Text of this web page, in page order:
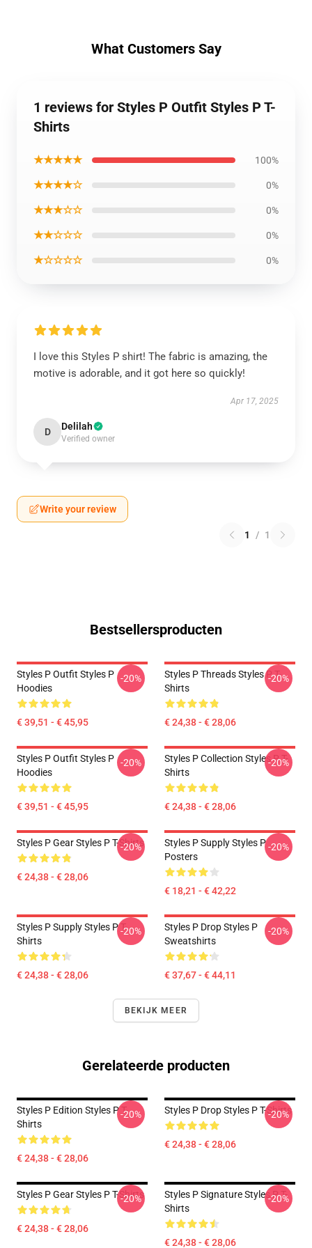
What Customers Say
1 reviews for Styles P Outfit Styles P T-
Shirts
★★★★★ 100%
★★★★☆ 0%
★★★☆☆ 0%
★★☆☆☆ 0%
★☆☆☆☆ 0%
I love this Styles P shirt! The fabric is amazing, the
motive is adorable, and it got here so quickly!
Apr 17, 2025
D Delilah
Verified owner
Write your review
1 / 1
Bestsellersproducten
Styles P Outfit Styles P
Hoodies
€ 39,51 - € 45,95
-20%
Styles P Threads Styles P T-
Shirts
€ 24,38 - € 28,06
-20%
Styles P Outfit Styles P
Hoodies
€ 39,51 - € 45,95
-20%
Styles P Collection Styles P T-
Shirts
€ 24,38 - € 28,06
-20%
Styles P Gear Styles P T-Shirts
€ 24,38 - € 28,06
-20%
Styles P Supply Styles P
Posters
€ 18,21 - € 42,22
-20%
Styles P Supply Styles P T-
Shirts
€ 24,38 - € 28,06
-20%
Styles P Drop Styles P
Sweatshirts
€ 37,67 - € 44,11
-20%
BEKIJK MEER
Gerelateerde producten
Styles P Edition Styles P T-
Shirts
€ 24,38 - € 28,06
-20% Styles P Drop Styles P T-Shirts
€ 24,38 - € 28,06
-20%
Styles P Gear Styles P T-Shirts
€ 24,38 - € 28,06
-20%
Styles P Signature Styles P T-
Shirts
€ 24,38 - € 28,06
-20%